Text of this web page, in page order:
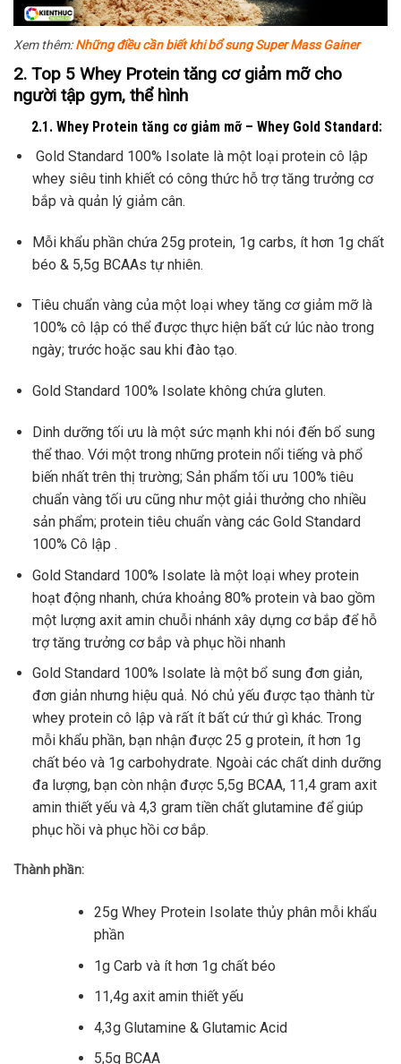
Xem thêm:Những điều cần biết khi bổ sung Super Mass Gainer
2. Top 5 Whey Protein tăng cơ giảm mỡ cho
người tập gym, thể hình
2.1. Whey Protein tăng cơ giảm mỡ – Whey Gold Standard:
Gold Standard 100% Isolate là một loại protein cô lập
whey siêu tinh khiết có công thức hỗ trợ tăng trưởng cơ
bắp và quản lý giảm cân.
Mỗi khẩu phần chứa 25g protein, 1g carbs, ít hơn 1g chất
béo & 5,5g BCAAs tự nhiên.
Tiêu chuẩn vàng của một loại whey tăng cơ giảm mỡ là
100% cô lập có thể được thực hiện bất cứ lúc nào trong
ngày; trước hoặc sau khi đào tạo.
Gold Standard 100% Isolate không chứa gluten.
Dinh dưỡng tối ưu là một sức mạnh khi nói đến bổ sung
thể thao. Với một trong những protein nổi tiếng và phổ
biến nhất trên thị trường; Sản phẩm tối ưu 100% tiêu
chuẩn vàng tối ưu cũng như một giải thưởng cho nhiều
sản phẩm; protein tiêu chuẩn vàng các Gold Standard
100% Cô lập .
Gold Standard 100% Isolate là một loại whey protein
hoạt động nhanh, chứa khoảng 80% protein và bao gồm
một lượng axit amin chuỗi nhánh xây dựng cơ bắp để hỗ
trợ tăng trưởng cơ bắp và phục hồi nhanh
Gold Standard 100% Isolate là một bổ sung đơn giản,
đơn giản nhưng hiệu quả. Nó chủ yếu được tạo thành từ
whey protein cô lập và rất ít bất cứ thứ gì khác. Trong
mỗi khẩu phần, bạn nhận được 25 g protein, ít hơn 1g
chất béo và 1g carbohydrate. Ngoài các chất dinh dưỡng
đa lượng, bạn còn nhận được 5,5g BCAA, 11,4 gram axit
amin thiết yếu và 4,3 gram tiền chất glutamine để giúp
phục hồi và phục hồi cơ bắp.
Thành phần:
25g Whey Protein Isolate thủy phân mỗi khẩu
phần
1g Carb và ít hơn 1g chất béo
11,4g axit amin thiết yếu
4,3g Glutamine & Glutamic Acid
5,5g BCAA